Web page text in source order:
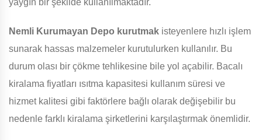
yaygın bir şekilde kullanılmaktadır.
Nemli Kurumayan Depo kurutmak isteyenlere hızlı işlem
sunarak hassas malzemeler kurutulurken kullanılır. Bu
durum olası bir çökme tehlikesine bile yol açabilir. Bacalı
kiralama fiyatları ısıtma kapasitesi kullanım süresi ve
hizmet kalitesi gibi faktörlere bağlı olarak değişebilir bu
nedenle farklı kiralama şirketlerini karşılaştırmak önemlidir.